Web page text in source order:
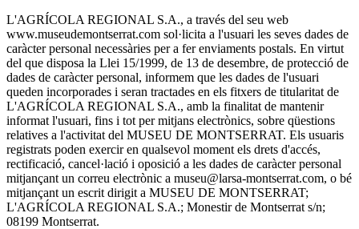
L'AGRÍCOLA REGIONAL S.A., a través del seu web
www.museudemontserrat.com sol·licita a l'usuari les seves dades de
caràcter personal necessàries per a fer enviaments postals. En virtut
del que disposa la Llei 15/1999, de 13 de desembre, de protecció de
dades de caràcter personal, informem que les dades de l'usuari
queden incorporades i seran tractades en els fitxers de titularitat de
L'AGRÍCOLA REGIONAL S.A., amb la finalitat de mantenir
informat l'usuari, fins i tot per mitjans electrònics, sobre qüestions
relatives a l'activitat del MUSEU DE MONTSERRAT. Els usuaris
registrats poden exercir en qualsevol moment els drets d'accés,
rectificació, cancel·lació i oposició a les dades de caràcter personal
mitjançant un correu electrònic a museu@larsa-montserrat.com, o bé
mitjançant un escrit dirigit a MUSEU DE MONTSERRAT;
L'AGRÍCOLA REGIONAL S.A.; Monestir de Montserrat s/n;
08199 Montserrat.